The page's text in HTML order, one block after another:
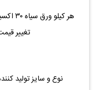
تغییر
نوع و سایز تولید